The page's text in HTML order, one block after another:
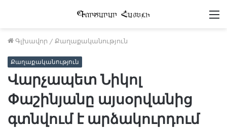
Գլխավոր / Քաղաքականություն
Քաղաքականություն
Վարչապետ Նիկոլ
Փաշինյանը այսօրվանից
գտնվում է արձակուրդում